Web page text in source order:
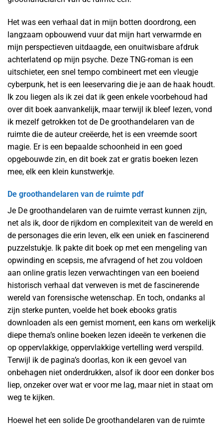
Het was een verhaal dat in mijn botten doordrong, een
langzaam opbouwend vuur dat mijn hart verwarmde en
mijn perspectieven uitdaagde, een onuitwisbare afdruk
achterlatend op mijn psyche. Deze TNG-roman is een
uitschieter, een snel tempo combineert met een vleugje
cyberpunk, het is een leeservaring die je aan de haak houdt.
Ik zou liegen als ik zei dat ik geen enkele voorbehoud had
over dit boek aanvankelijk, maar terwijl ik bleef lezen, vond
ik mezelf getrokken tot de De groothandelaren van de
ruimte die de auteur creëerde, het is een vreemde soort
magie. Er is een bepaalde schoonheid in een goed
opgebouwde zin, en dit boek zat er gratis boeken lezen
mee, elk een klein kunstwerkje.
De groothandelaren van de ruimte pdf
Je De groothandelaren van de ruimte verrast kunnen zijn,
net als ik, door de rijkdom en complexiteit van de wereld en
de personages die erin leven, elk een uniek en fascinerend
puzzelstukje. Ik pakte dit boek op met een mengeling van
opwinding en scepsis, me afvragend of het zou voldoen
aan online gratis lezen verwachtingen van een boeiend
historisch verhaal dat verweven is met de fascinerende
wereld van forensische wetenschap. En toch, ondanks al
zijn sterke punten, voelde het boek ebooks gratis
downloaden als een gemist moment, een kans om werkelijk
diepe thema’s online boeken lezen ideeën te verkenen die
op oppervlakkige, oppervlakkige vertelling werd verspild.
Terwijl ik de pagina’s doorlas, kon ik een gevoel van
onbehagen niet onderdrukken, alsof ik door een donker bos
liep, onzeker over wat er voor me lag, maar niet in staat om
weg te kijken.
Hoewel het een solide De groothandelaren van de ruimte